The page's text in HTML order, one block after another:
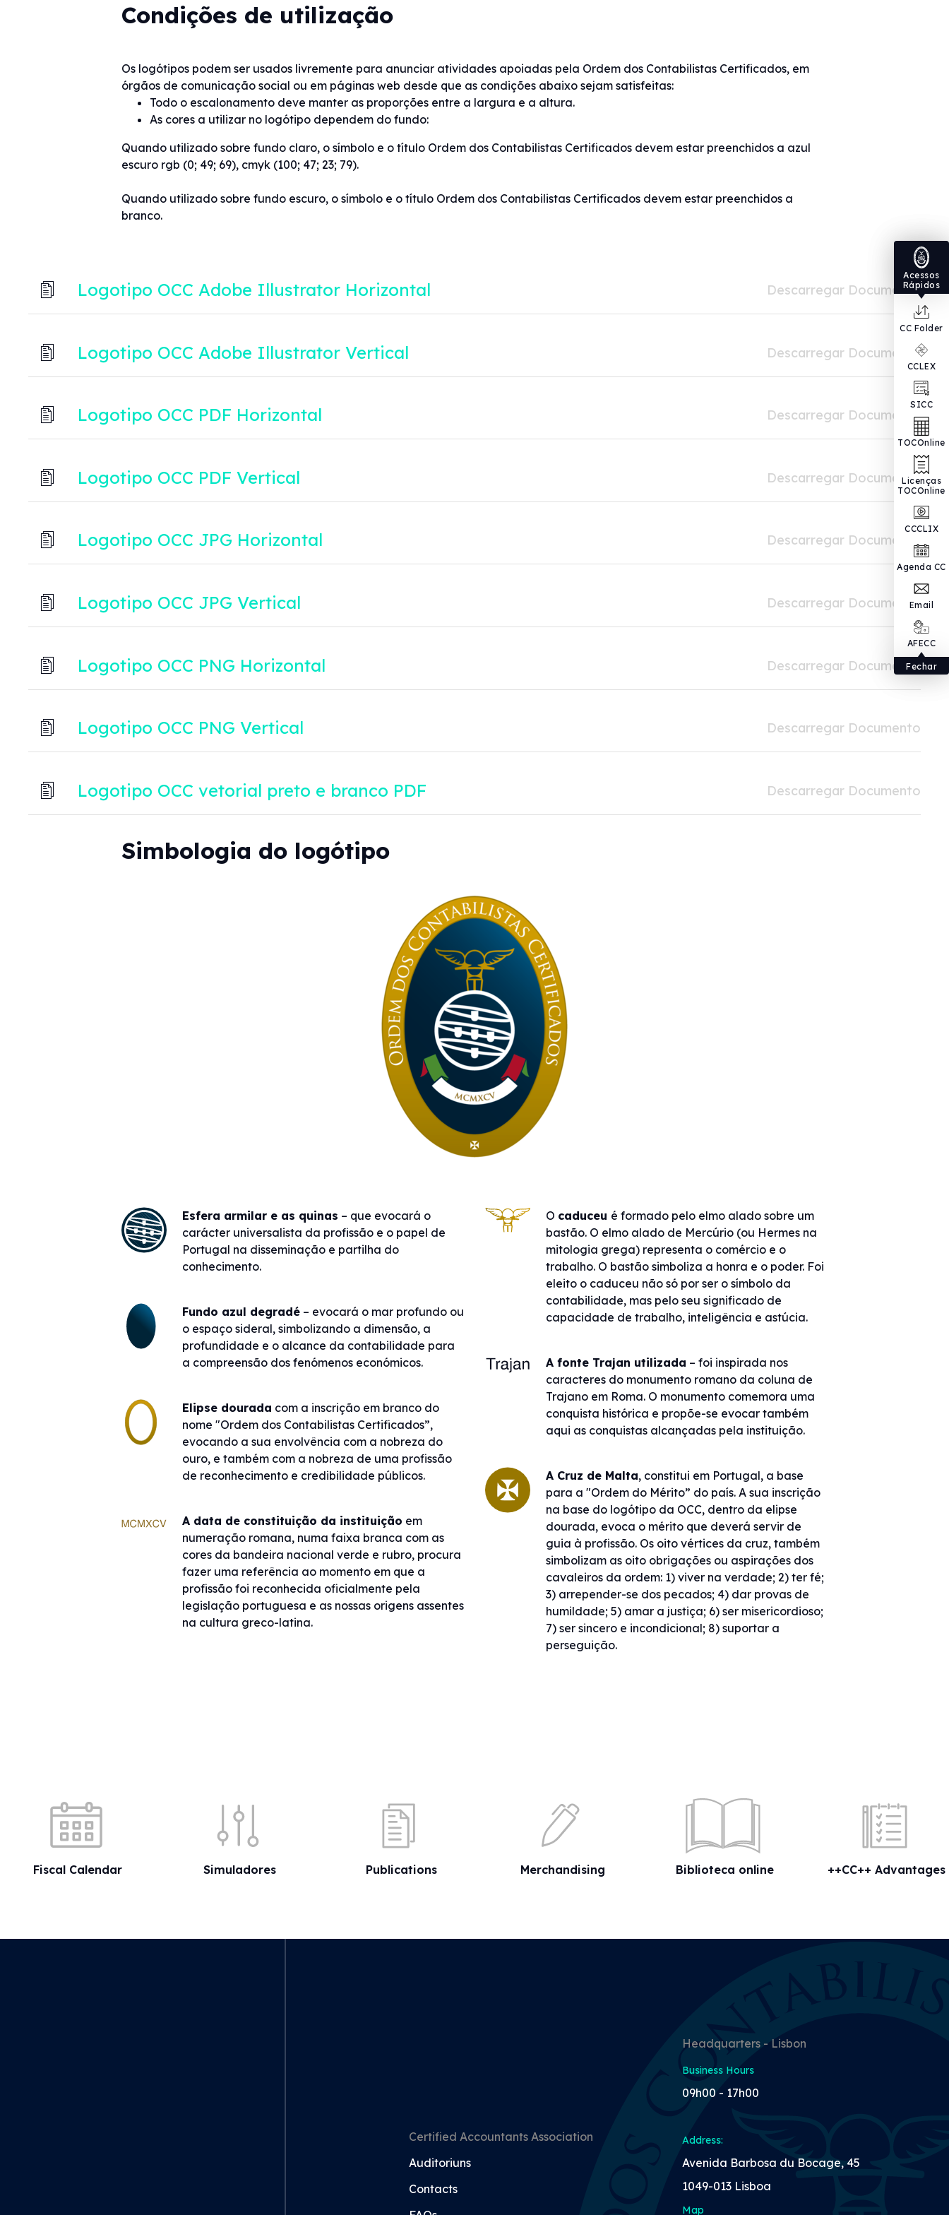
Acessos
Rápidos
CC Folder
CCLEX
SICC
TOCOnline
Licenças
TOCOnline
CCCLIX
Agenda CC
Email
AFECC
Fechar
Condições de utilização
Os logótipos podem ser usados livremente para anunciar atividades apoiadas pela Ordem dos Contabilistas Certificados, em
órgãos de comunicação social ou em páginas web desde que as condições abaixo sejam satisfeitas:
Todo o escalonamento deve manter as proporções entre a largura e a altura.
As cores a utilizar no logótipo dependem do fundo:
Quando utilizado sobre fundo claro, o símbolo e o título Ordem dos Contabilistas Certificados devem estar preenchidos a azul
escuro rgb (0; 49; 69), cmyk (100; 47; 23; 79).
Quando utilizado sobre fundo escuro, o símbolo e o título Ordem dos Contabilistas Certificados devem estar preenchidos a
branco.
Logotipo OCC Adobe Illustrator Horizontal Descarregar Documento
Logotipo OCC Adobe Illustrator Vertical Descarregar Documento
Logotipo OCC PDF Horizontal Descarregar Documento
Logotipo OCC PDF Vertical Descarregar Documento
Logotipo OCC JPG Horizontal Descarregar Documento
Logotipo OCC JPG Vertical Descarregar Documento
Logotipo OCC PNG Horizontal Descarregar Documento
Logotipo OCC PNG Vertical Descarregar Documento
Logotipo OCC vetorial preto e branco PDF Descarregar Documento
Simbologia do logótipo
Esfera armilar e as quinas – que evocará o
carácter universalista da profissão e o papel de
Portugal na disseminação e partilha do
conhecimento.
Fundo azul degradé– evocará o mar profundo ou
o espaço sideral, simbolizando a dimensão, a
profundidade e o alcance da contabilidade para
a compreensão dos fenómenos económicos.
Elipse dourada com a inscrição em branco do
nome "Ordem dos Contabilistas Certificados”,
evocando a sua envolvência com a nobreza do
ouro, e também com a nobreza de uma profissão
de reconhecimento e credibilidade públicos.
A data de constituição da instituição em
numeração romana, numa faixa branca com as
cores da bandeira nacional verde e rubro, procura
fazer uma referência ao momento em que a
profissão foi reconhecida oficialmente pela
legislação portuguesa e as nossas origens assentes
na cultura greco-latina.
O caduceu é formado pelo elmo alado sobre um
bastão. O elmo alado de Mercúrio (ou Hermes na
mitologia grega) representa o comércio e o
trabalho. O bastão simboliza a honra e o poder. Foi
eleito o caduceu não só por ser o símbolo da
contabilidade, mas pelo seu significado de
capacidade de trabalho, inteligência e astúcia.
A fonte Trajan utilizada – foi inspirada nos
caracteres do monumento romano da coluna de
Trajano em Roma. O monumento comemora uma
conquista histórica e propõe-se evocar também
aqui as conquistas alcançadas pela instituição.
A Cruz de Malta, constitui em Portugal, a base
para a "Ordem do Mérito” do país. A sua inscrição
na base do logótipo da OCC, dentro da elipse
dourada, evoca o mérito que deverá servir de
guia à profissão. Os oito vértices da cruz, também
simbolizam as oito obrigações ou aspirações dos
cavaleiros da ordem: 1) viver na verdade; 2) ter fé;
3) arrepender-se dos pecados; 4) dar provas de
humildade; 5) amar a justiça; 6) ser misericordioso;
7) ser sincero e incondicional; 8) suportar a
perseguição.
Fiscal Calendar Simuladores Publications Merchandising Biblioteca online ++CC++ Advantages
Certified Accountants Association
Auditoriuns
Contacts
Headquarters - Lisbon
Business Hours
09h00 - 17h00
Address:
Avenida Barbosa du Bocage, 45
1049-013 Lisboa
Map